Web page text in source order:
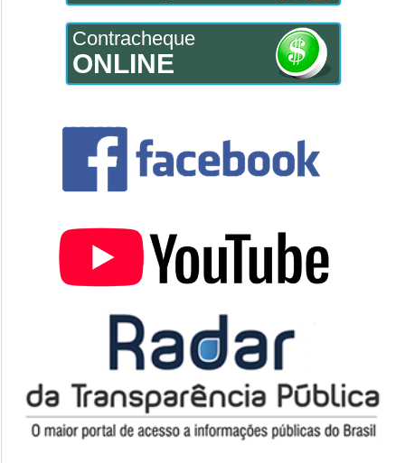
Contracheque
ONLINE